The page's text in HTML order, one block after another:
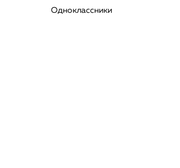
Одноклассники